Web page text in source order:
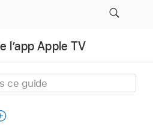
l’app Apple TV